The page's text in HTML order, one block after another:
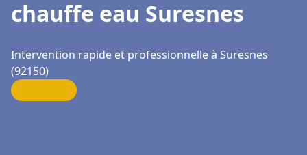
chauffe eau Suresnes
Intervention rapide et professionnelle à Suresnes
(92150)